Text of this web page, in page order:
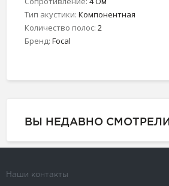
Тип акустики: Компонентная
Количество полос: 2
Бренд: Focal
ВЫ НЕДАВНО СМОТРЕЛИ
Наши контакты